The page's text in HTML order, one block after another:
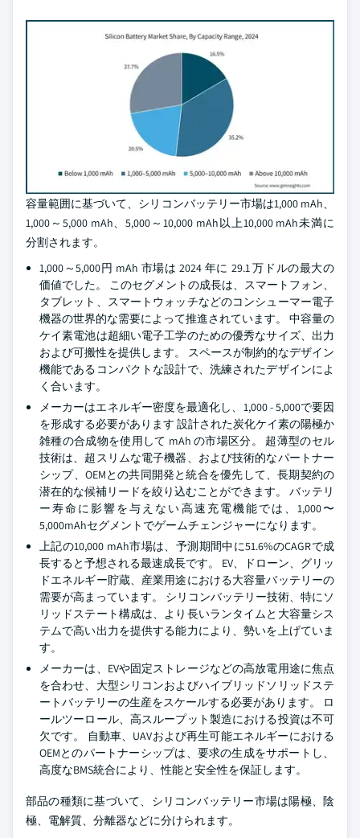
容量範囲に基づいて、シリコンバッテリー市場は1,000 mAh、
1,000～5,000 mAh、5,000～10,000 mAh以上10,000 mAh未満に
分割されます。
1,000～5,000円 mAh 市場は 2024 年に 29.1 万ドルの最大の
価値でした。 このセグメントの成長は、スマートフォン、
タブレット、スマートウォッチなどのコンシューマー電子
機器の世界的な需要によって推進されています。 中容量の
ケイ素電池は超細い電子工学のための優秀なサイズ、出力
および可搬性を提供します。 スペースが制約的なデザイン
機能であるコンパクトな設計で、洗練されたデザインによ
く合います。
メーカーはエネルギー密度を最適化し、1,000 - 5,000で要因
を形成する必要があります 設計された炭化ケイ素の陽極か
雑種の合成物を使用して mAh の市場区分。 超薄型のセル
技術は、超スリムな電子機器、および技術的なパートナー
シップ、OEMとの共同開発と統合を優先して、長期契約の
潜在的な候補リードを絞り込むことができます。 バッテリ
ー寿命に影響を与えない高速充電機能では、1,000〜
5,000mAhセグメントでゲームチェンジャーになります。
上記の10,000 mAh市場は、予測期間中に51.6%のCAGRで成
長すると予想される最速成長です。 EV、ドローン、グリッ
ドエネルギー貯蔵、産業用途における大容量バッテリーの
需要が高まっています。 シリコンバッテリー技術、特にソ
リッドステート構成は、より長いランタイムと大容量シス
テムで高い出力を提供する能力により、勢いを上げていま
す。
メーカーは、EVや固定ストレージなどの高放電用途に焦点
を合わせ、大型シリコンおよびハイブリッドソリッドステ
ートバッテリーの生産をスケールする必要があります。 ロ
ールツーロール、高スループット製造における投資は不可
欠です。 自動車、UAVおよび再生可能エネルギーにおける
OEMとのパートナーシップは、要求の生成をサポートし、
高度なBMS統合により、性能と安全性を保証します。
部品の種類に基づいて、シリコンバッテリー市場は陽極、陰
極、電解質、分離器などに分けられます。